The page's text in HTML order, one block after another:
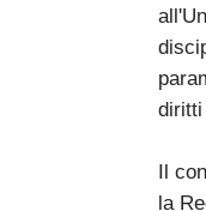
diritti
Il
la